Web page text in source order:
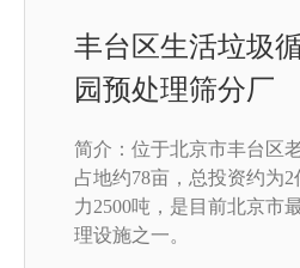
丰台区生活垃圾
园预处理筛分厂
简介：位于北京市丰台区
占地约78亩，总投资约为
力2500吨，是目前北京市
理设施之一。